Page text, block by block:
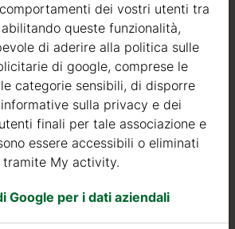
si distingue per le sue
per la costruzione di case in legno. È
con pochi nodi ed è noto per la
alla muffa ed agli insetti.
legname, continuiamo ad investire
per poter produrre prodotti di
elevata.
allo 0,5%, mentre lo standard del
alto, pari al 5%.
dei vostri utenti tra
queste funzionalità,
di aderire alla politica sulle
di google, comprese le
categorie sensibili, di disporre
sulla privacy e dei
finali per tale associazione e
essere accessibili o eliminati
My activity.
Google per i dati aziendali